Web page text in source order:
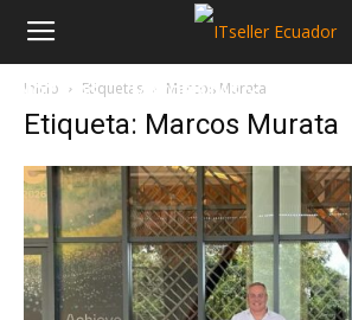
NOTICIAS MAYORISTAS
Inicio Etiquetas Marcos Murata
Etiqueta: Marcos Murata